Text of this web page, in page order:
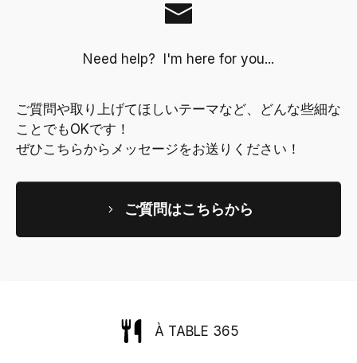
Need help? I'm here for you...
ご質問や取り上げてほしいテーマなど、どんな些細な
ことでもOKです！
ぜひこちらからメッセージをお送りください！
ご質問はこちらから
À TABLE 365